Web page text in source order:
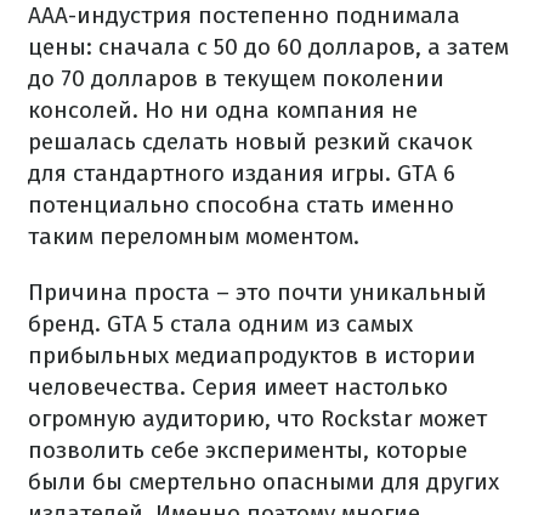
AAA-индустрия постепенно поднимала
цены: сначала с 50 до 60 долларов, а затем
до 70 долларов в текущем поколении
консолей. Но ни одна компания не
решалась сделать новый резкий скачок
для стандартного издания игры. GTA 6
потенциально способна стать именно
таким переломным моментом.
Причина проста – это почти уникальный
бренд. GTA 5 стала одним из самых
прибыльных медиапродуктов в истории
человечества. Серия имеет настолько
огромную аудиторию, что Rockstar может
позволить себе эксперименты, которые
были бы смертельно опасными для других